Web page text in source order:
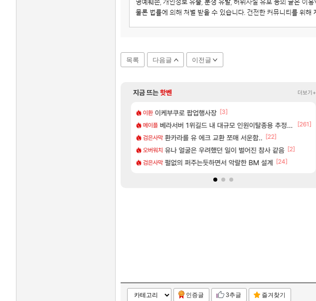
목록 다음글 이전글
지금 뜨는핫벤 더보기+
이환 이케부쿠로 팝업행사장 [3]
메이플 베라서버 1위길드 내 대규모 인원이탈종용 추정사건
[261]
검은사막 환카라를 유 에크 교환 쪼매 서운함.. [22]
오버워치 유나 얼굴은 우려했던 일이 벌어진 참사 같음 [2]
검은사막 펄없의 퍼주는듯하면서 악랄한 BM 설계 [24]
아스오라 카가미하라 하루 성우 정보 및 주요 필모
비스트 모든 요리/작물 책 획득 위치 공략 (36개) - 미식가 도전과제
차벤 아반테 2.0 자연흡기? [1]
섭컬겜 무한대 아난타 유출과 앞으로의 예상 (루머)
PV 라스트 에포크 시즌5 - 서리화신의 분노 티저
인증글 3추글 즐겨찾기